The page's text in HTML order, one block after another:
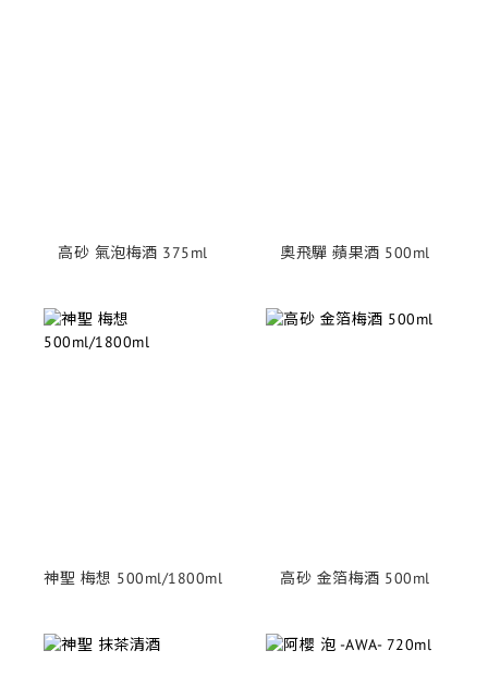
高砂 氣泡梅酒 375ml 奧飛驒 蘋果酒 500ml
神聖 梅想 500ml/1800ml 高砂 金箔梅酒 500ml